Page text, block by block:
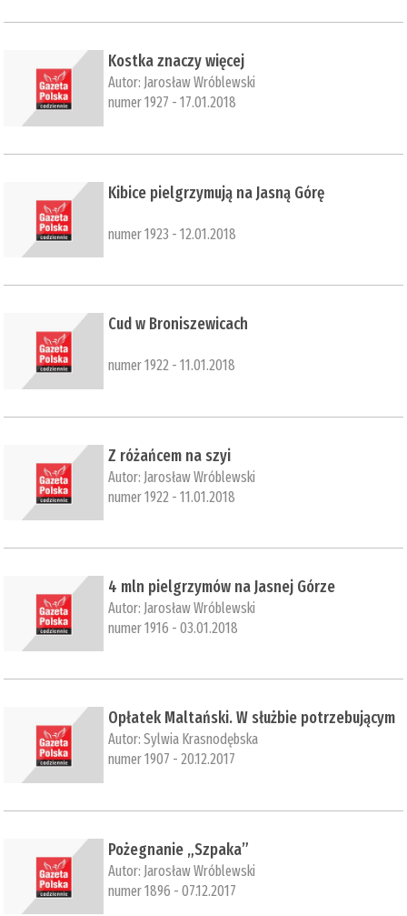
Kostka znaczy więcej
Autor: Jarosław Wróblewski
numer 1927 - 17.01.2018
Kibice pielgrzymują na Jasną Górę
numer 1923 - 12.01.2018
​Cud w Broniszewicach
numer 1922 - 11.01.2018
Z różańcem na szyi
Autor: Jarosław Wróblewski
numer 1922 - 11.01.2018
4 mln pielgrzymów na Jasnej Górze
Autor: Jarosław Wróblewski
numer 1916 - 03.01.2018
Opłatek Maltański. W służbie potrzebującym
Autor:Sylwia Krasnodębska
numer 1907 - 20.12.2017
Pożegnanie „Szpaka”
Autor: Jarosław Wróblewski
numer 1896 - 07.12.2017